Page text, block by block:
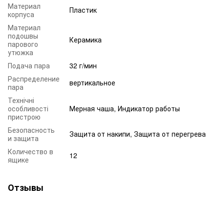
Материал
корпуса
Пластик
Материал
подошвы
парового
утюжка
Керамика
Подача пара
32 г/мин
Распределение
пара
вертикальное
Технічні
особливості
пристрою
Мерная чаша, Индикатор работы
Безопасность
и защита
Защита от накипи, Защита от перегрева
Количество в
ящике
12
Отзывы